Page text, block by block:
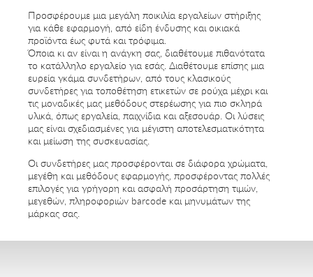
Προσφέρουμε μια μεγάλη ποικιλία εργαλείων στήριξης
για κάθε εφαρμογή, από είδη ένδυσης και οικιακά
προϊόντα έως φυτά και τρόφιμα.
Όποια κι αν είναι η ανάγκη σας, διαθέτουμε πιθανότατα
το κατάλληλο εργαλείο για εσάς. Διαθέτουμε επίσης μια
ευρεία γκάμα συνδετήρων, από τους κλασικούς
συνδετήρες για τοποθέτηση ετικετών σε ρούχα μέχρι και
τις μοναδικές μας μεθόδους στερέωσης για πιο σκληρά
υλικά, όπως εργαλεία, παιχνίδια και αξεσουάρ. Οι λύσεις
μας είναι σχεδιασμένες για μέγιστη αποτελεσματικότητα
και μείωση της συσκευασίας.
Οι συνδετήρες μας προσφέρονται σε διάφορα χρώματα,
μεγέθη και μεθόδους εφαρμογής, προσφέροντας πολλές
επιλογές για γρήγορη και ασφαλή προσάρτηση τιμών,
μεγεθών, πληροφοριών barcode και μηνυμάτων της
μάρκας σας.